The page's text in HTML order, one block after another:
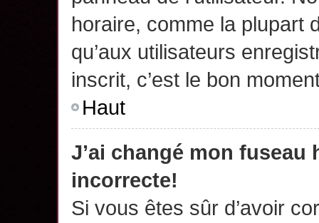
horaire, comme la plupart
qu’aux utilisateurs
inscrit, c’est le bon
Haut
J’ai changé mon fuseau
incorrecte!
Si vous êtes sûr d’avoir